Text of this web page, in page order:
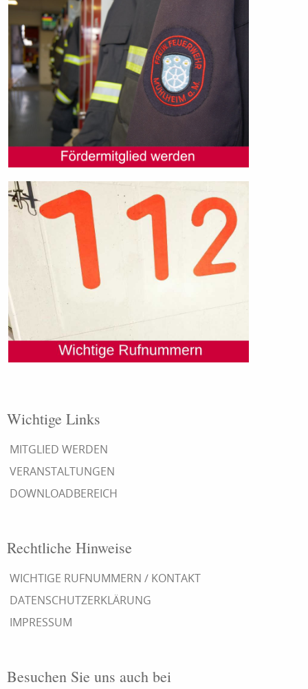
Wichtige Links
MITGLIED WERDEN
VERANSTALTUNGEN
DOWNLOADBEREICH
Rechtliche Hinweise
WICHTIGE RUFNUMMERN / KONTAKT
DATENSCHUTZERKLÄRUNG
IMPRESSUM
Besuchen Sie uns auch bei